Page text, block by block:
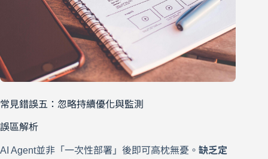
常見錯誤五：忽略持續優化與監測
誤區解析
AI Agent並非「一次性部署」後即可高枕無憂。 缺乏定